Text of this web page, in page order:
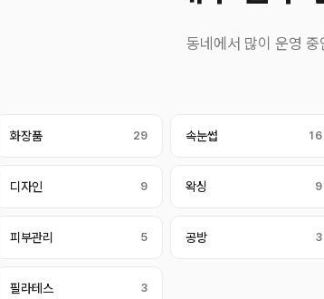
동네에서 많이 운영 중
화장품 29 속눈썹 16
디자인 9 왁싱 9
피부관리 5 공방 3
필라테스 3